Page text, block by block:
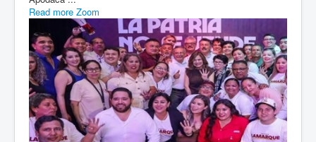
Read more Zoom